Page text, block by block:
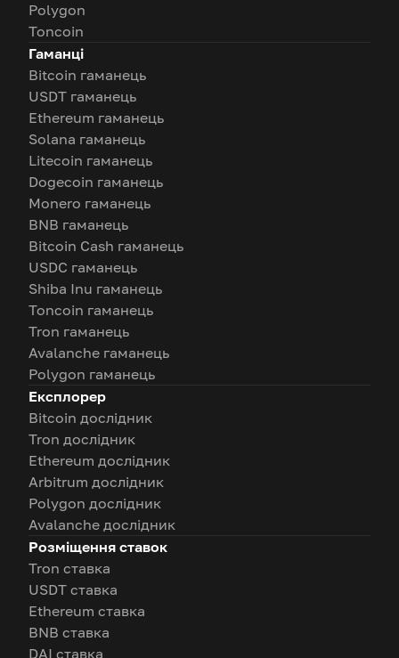
Polygon
Toncoin
Гаманці
Bitcoin гаманець
USDT гаманець
Ethereum гаманець
Solana гаманець
Litecoin гаманець
Dogecoin гаманець
Monero гаманець
BNB гаманець
Bitcoin Cash гаманець
USDC гаманець
Shiba Inu гаманець
Toncoin гаманець
Tron гаманець
Avalanche гаманець
Polygon гаманець
Експлорер
Bitcoin дослідник
Tron дослідник
Ethereum дослідник
Arbitrum дослідник
Polygon дослідник
Avalanche дослідник
Розміщення ставок
Tron ставка
USDT ставка
Ethereum ставка
BNB ставка
DAI ставка